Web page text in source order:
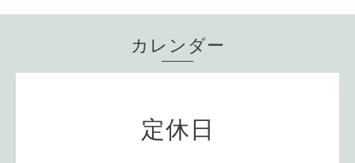
カレンダー
定休日